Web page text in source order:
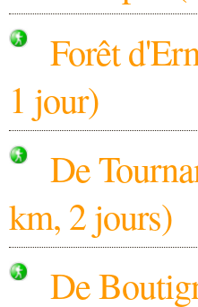
Forêt
1 jour)
De
km, 2 jours)
De